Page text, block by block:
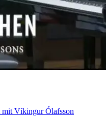
mit Víkingur Ólafsson